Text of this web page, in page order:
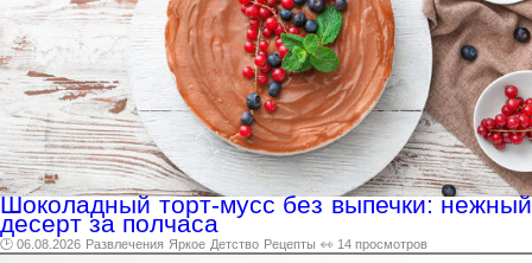
Шоколадный торт-мусс без выпечки: нежный
десерт за полчаса
🕑 06.08.2026 Развлечения Яркое Детство Рецепты 👀 14 просмотров